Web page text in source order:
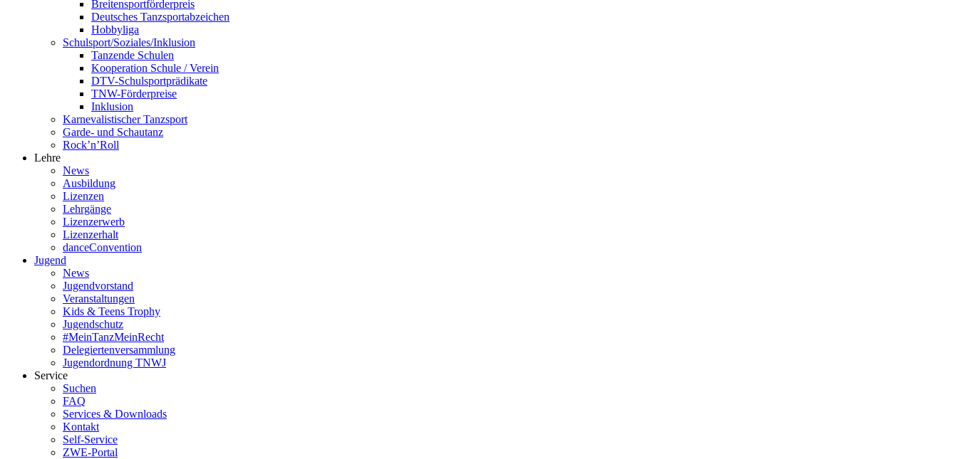
Breitensportförderpreis
Deutsches Tanzsportabzeichen
Hobbyliga
Schulsport/Soziales/Inklusion
Tanzende Schulen
Kooperation Schule / Verein
DTV-Schulsportprädikate
TNW-Förderpreise
Inklusion
Karnevalistischer Tanzsport
Garde- und Schautanz
Rock’n’Roll
Lehre
News
Ausbildung
Lizenzen
Lehrgänge
Lizenzerwerb
Lizenzerhalt
danceConvention
Jugend
News
Jugendvorstand
Veranstaltungen
Kids & Teens Trophy
Jugendschutz
#MeinTanzMeinRecht
Delegiertenversammlung
Jugendordnung TNWJ
Service
Suchen
FAQ
Services & Downloads
Kontakt
Self-Service
ZWE-Portal